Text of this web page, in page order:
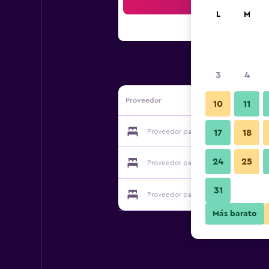
Proveedor
Proveedor para Winter Haven
Proveedor para Winter Haven
Proveedor para Winter Haven
L M
3 4
10 11
17 18
24 25
31
Más barato